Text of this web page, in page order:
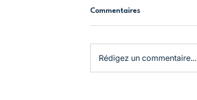
Commentaires
Rédigez un commentaire...